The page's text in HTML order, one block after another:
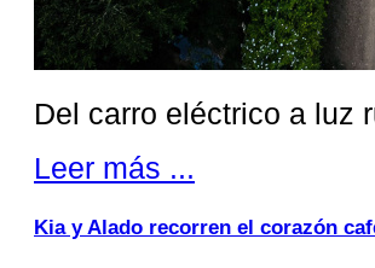
Del carro eléctrico a luz
Leer más ...
Kia y Alado recorren el corazón